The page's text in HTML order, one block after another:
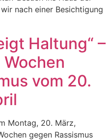
nach einer Besichtigung
Haltung“ –
vom 20.
Montag, 20. März,
gegen Rassismus